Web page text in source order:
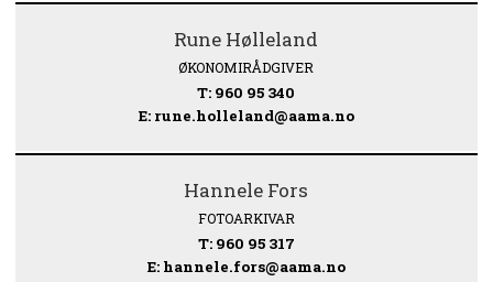
Rune Hølleland
ØKONOMIRÅDGIVER
T: 960 95 340
E: rune.holleland@aama.no
Hannele Fors
FOTOARKIVAR
T: 960 95 317
E: hannele.fors@aama.no